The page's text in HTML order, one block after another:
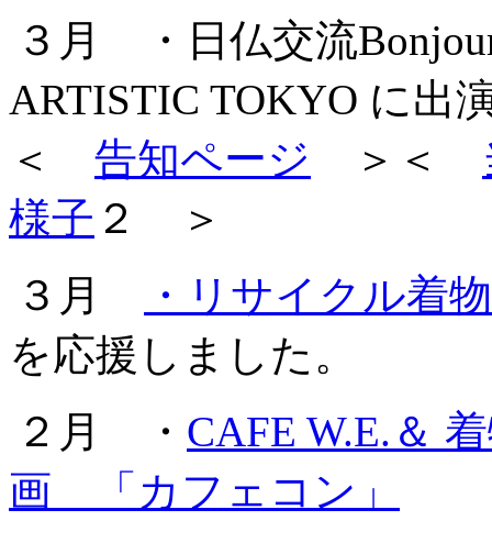
３月 ・日仏交流
ARTISTIC TOKYO に出
＜ 告知ページ ＞＜
様子 ２ ＞
３月
・リサイクル着
を応援しました。
２月 ・ CAFE W.E.＆
画 「カフェコン」